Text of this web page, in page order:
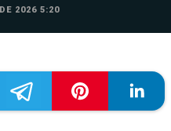
2026 5:20